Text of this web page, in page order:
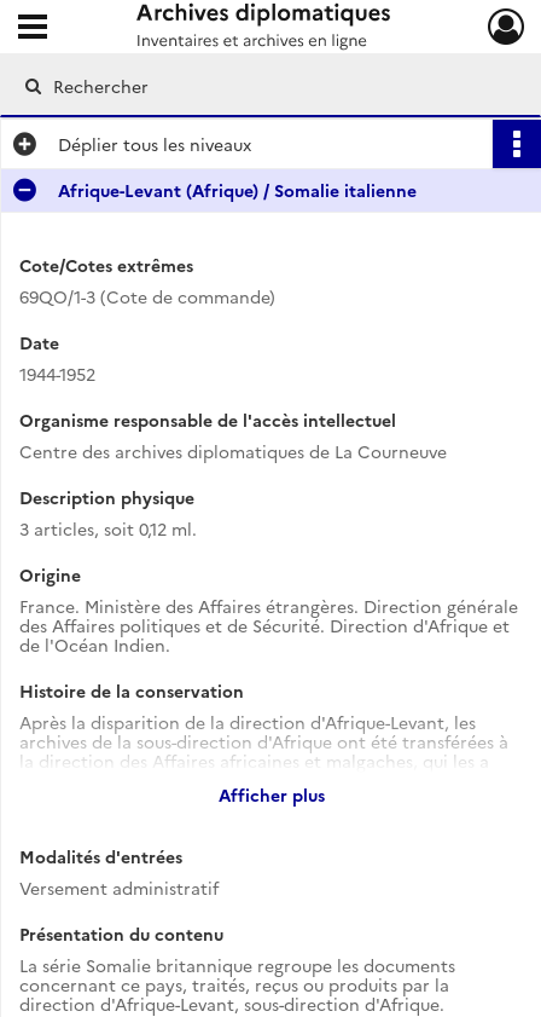
Archives diplomatiques
Ouvrir le menu déroulant
Déplier tous les niveaux
Afrique-Levant (Afrique) / Somalie italienne
Cote/Cotes extrêmes
69QO/1-3 (Cote de commande)
Date
1944-1952
Organisme responsable de l'accès intellectuel
Centre des archives diplomatiques de La Courneuve
Description physique
3 articles, soit 0,12 ml.
Origine
France. Ministère des Affaires étrangères. Direction générale
des Affaires politiques et de Sécurité. Direction d'Afrique et
de l'Océan Indien.
Histoire de la conservation
Après la disparition de la direction d'Afrique-Levant, les
archives de la sous-direction d'Afrique ont été transférées à
la direction des Affaires africaines et malgaches, qui les a
Afficher plus
Modalités d'entrées
Versement administratif
Présentation du contenu
La série Somalie britannique regroupe les documents
concernant ce pays, traités, reçus ou produits par la
direction d'Afrique-Levant, sous-direction d'Afrique.